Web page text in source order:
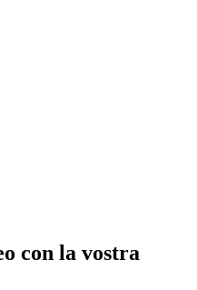
con la vostra